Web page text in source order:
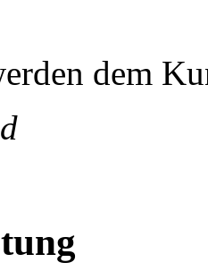
dem